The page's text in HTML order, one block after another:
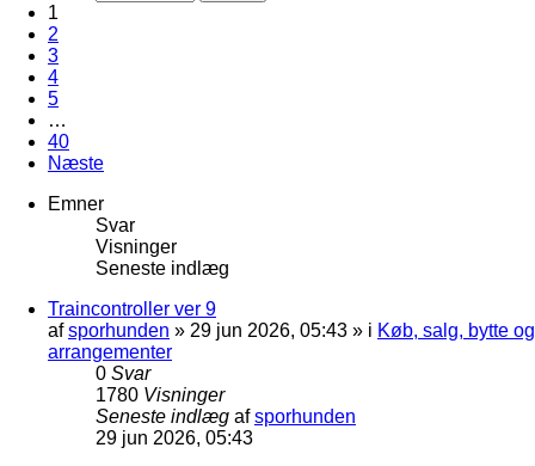
1
2
3
4
5
…
40
Næste
Emner
Svar
Visninger
Seneste indlæg
Traincontroller ver 9
afsporhunden » 29 jun 2026, 05:43 » i Køb, salg, bytte og
arrangementer
0 Svar
1780 Visninger
Seneste indlæg afsporhunden
29 jun 2026, 05:43